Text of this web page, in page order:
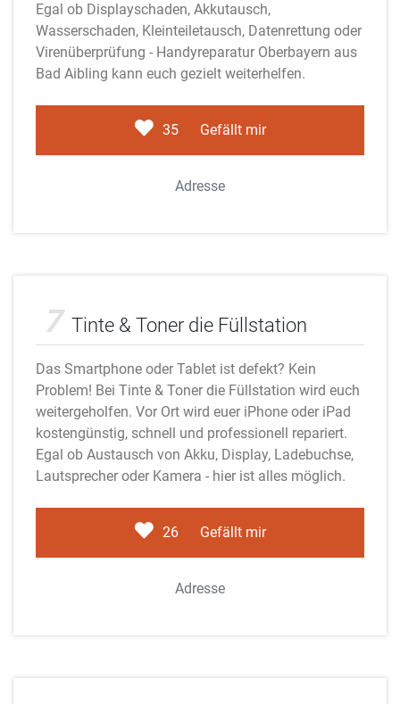
Egal ob Displayschaden, Akkutausch,
Wasserschaden, Kleinteiletausch, Datenrettung oder
Virenüberprüfung - Handyreparatur Oberbayern aus
Bad Aibling kann euch gezielt weiterhelfen.
35 Gefällt mir
Adresse
7 Tinte & Toner die Füllstation
Das Smartphone oder Tablet ist defekt? Kein
Problem! Bei Tinte & Toner die Füllstation wird euch
weitergeholfen. Vor Ort wird euer iPhone oder iPad
kostengünstig, schnell und professionell repariert.
Egal ob Austausch von Akku, Display, Ladebuchse,
Lautsprecher oder Kamera - hier ist alles möglich.
26 Gefällt mir
Adresse